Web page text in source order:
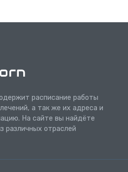
расписание работы
а так же их адреса и
На сайте вы найдёте
различных отраслей